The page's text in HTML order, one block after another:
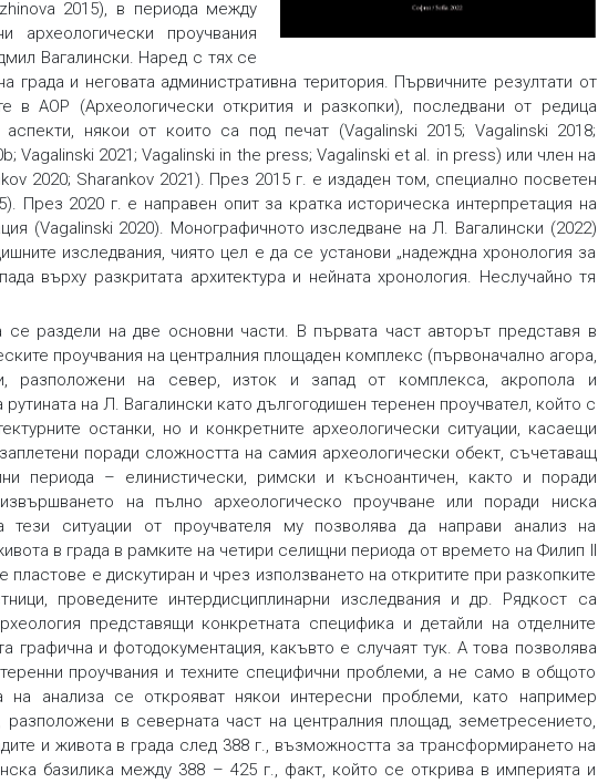
2015), в периода между
проучвания
Вагалински. Наред с тях се
града и неговата административна територия. Първичните резултати от
в АОР (Археологически открития и разкопки), последвани от редица
някои от които са под печат (Vagalinski 2015; Vagalinski 2018;
Vagalinski 2021; Vagalinski in the press; Vagalinski et al. in press) или член на
2020; Sharankov 2021). През 2015 г. е издаден том, специално посветен
През 2020 г. е направен опит за кратка историческа интерпретация на
(Vagalinski 2020). Монографичното изследване на Л. Вагалински (2022)
изследвания, чиято цел е да се установи „надеждна хронология за
върху разкритата архитектура и нейната хронология. Неслучайно тя
раздели на две основни части. В първата част авторът представя в
проучвания на централния площаден комплекс (първоначално агора,
разположени на север, изток и запад от комплекса, акропола и
на Л. Вагалински като дългогодишен теренен проучвател, който с
останки, но и конкретните археологически ситуации, касаещи
поради сложността на самия археологически обект, съчетаващ
периода – елинистически, римски и късноантичен, както и поради
на пълно археологическо проучване или поради ниска
тези ситуации от проучвателя му позволява да направи анализ на
в града в рамките на четири селищни периода от времето на Филип II
пластове е дискутиран и чрез използването на откритите при разкопките
проведените интердисциплинарни изследвания и др. Рядкост са
представящи конкретната специфика и детайли на отделните
графична и фотодокументация, какъвто е случаят тук. А това позволява
проучвания и техните специфични проблеми, а не само в общото
на анализа се открояват някои интересни проблеми, като например
в северната част на централния площад, земетресението,
и живота в града след 388 г., възможността за трансформирането на
базилика между 388 – 425 г., факт, който се открива в империята и